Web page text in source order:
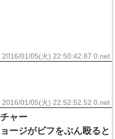
2016/01/05(火) 22:50:42.87 0.net
2016/01/05(火) 22:52:52.52 0.net
ャー
ージがビフをぶん殴ると